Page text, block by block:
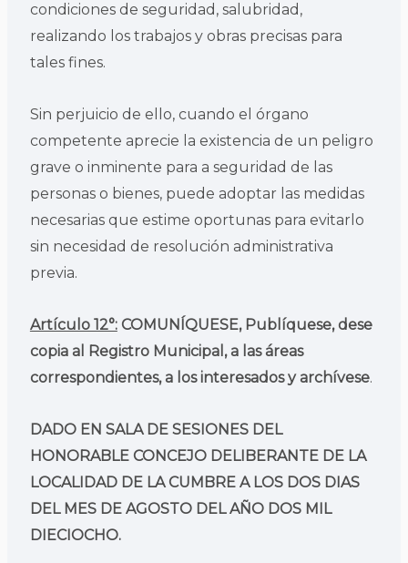
condiciones de seguridad, salubridad,
realizando los trabajos y obras precisas para
tales fines.
Sin perjuicio de ello, cuando el órgano
competente aprecie la existencia de un peligro
grave o inminente para a seguridad de las
personas o bienes, puede adoptar las medidas
necesarias que estime oportunas para evitarlo
sin necesidad de resolución administrativa
previa.
Artículo 12°:COMUNÍQUESE, Publíquese, dese
copia al Registro Municipal, a las áreas
correspondientes, a los interesados y archívese.
DADO EN SALA DE SESIONES DEL
HONORABLE CONCEJO DELIBERANTE DE LA
LOCALIDAD DE LA CUMBRE A LOS DOS DIAS
DEL MES DE AGOSTO DEL AÑO DOS MIL
DIECIOCHO.